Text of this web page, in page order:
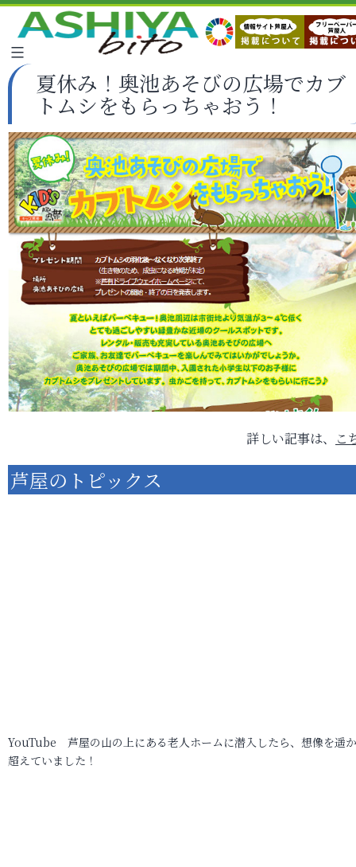
夏休み！奥池あそびの広場でカブ
トムシをもらっちゃおう！
詳しい記事は、 こ
芦屋のトピックス
YouTube 芦屋の山の上にある老人ホームに潜入したら、想像を遥
超えていました！